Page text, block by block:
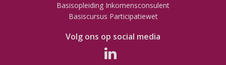
Basisopleiding Inkomensconsulent
Basiscursus Participatiewet
Volg ons op social media